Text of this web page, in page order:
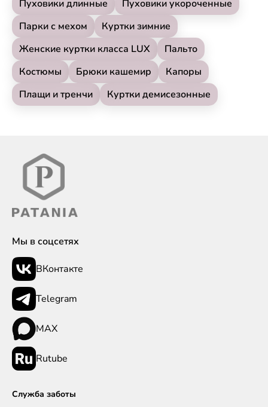
Пуховики длинные
Пуховики укороченные
Парки с мехом
Куртки зимние
Женские куртки класса LUX
Пальто
Костюмы
Брюки кашемир
Капоры
Плащи и тренчи
Куртки демисезонные
Мы в соцсетях
ВКонтакте
Telegram
MAX
Rutube
Служба заботы